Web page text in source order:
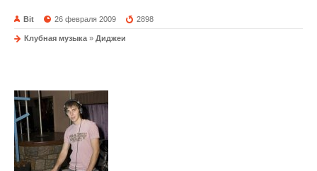
Bit 26 февраля 2009 2898
Клубная музыка » Диджеи